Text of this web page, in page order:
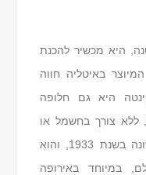
היא מכשיר להכנת
באיטליה חווה
היא גם חלופה
ללא צורך בחשמל או
בציוד מפואר. המכשיר הוצג לראשונה בשנת 1933, והוא
במיוחד באירופה